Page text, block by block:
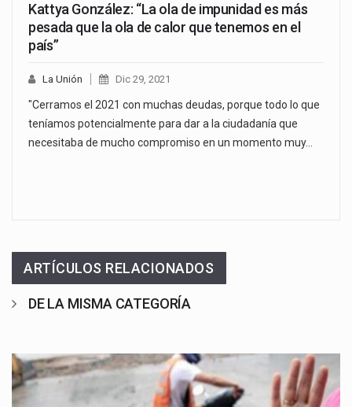
Kattya González: “La ola de impunidad es más
pesada que la ola de calor que tenemos en el
país”
La Unión Dic 29, 2021
"Cerramos el 2021 con muchas deudas, porque todo lo que
teníamos potencialmente para dar a la ciudadanía que
necesitaba de mucho compromiso en un momento muy…
ARTÍCULOS RELACIONADOS
DE LA MISMA CATEGORÍA